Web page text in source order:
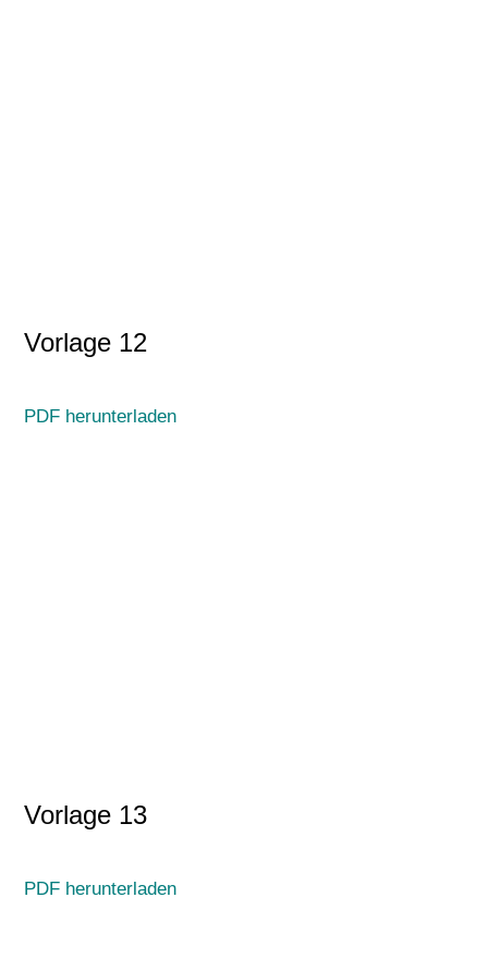
Vorlage 12
PDF herunterladen
Vorlage 13
PDF herunterladen